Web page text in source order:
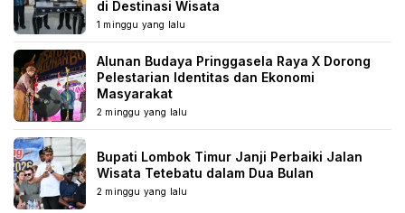
di Destinasi Wisata
1 minggu yang lalu
Alunan Budaya Pringgasela Raya X Dorong
Pelestarian Identitas dan Ekonomi
Masyarakat
2 minggu yang lalu
Bupati Lombok Timur Janji Perbaiki Jalan
Wisata Tetebatu dalam Dua Bulan
2 minggu yang lalu